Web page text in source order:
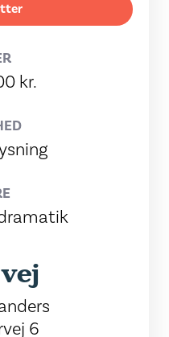
kr.
6